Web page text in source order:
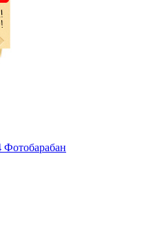
Фотобарабан